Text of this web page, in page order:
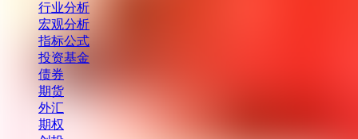
行业分析
宏观分析
指标公式
投资基金
债券
期货
外汇
期权